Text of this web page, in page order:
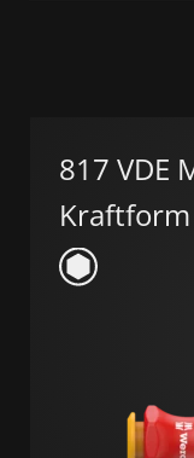
817 VDE
Kraftform